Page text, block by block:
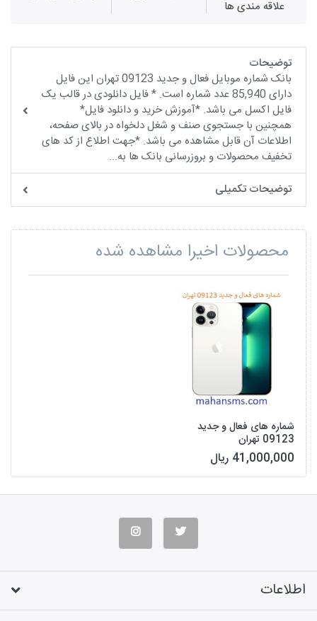
علاقه مندی ها
توضیحات
بانک شماره موبایل فعال و جدید 09123 تهران این فایل
دارای 85,940 عدد شماره است. * فایل دانلودی در قالب یک
فایل اکسل می باشد. *آموزش خرید و دانلود فایل*
همچنین با جستجوی صنف و شغل دلخواه در بالای صفحه،
اطلاعات آن قابل مشاهده می باشد. *جهت اطلاع از کد های
تخفیف محصولات و بروزرسانی بانک ها به...
توضیحات تکمیلی
محصولات اخیرا مشاهده شده
شماره های فعال و جدید
09123 تهران
41,000,000 ریال
اطلاعات